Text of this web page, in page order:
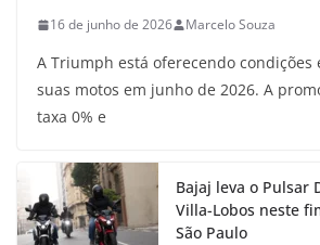
16 de junho de 2026 Marcelo Souza
A Triumph está oferecendo condições
suas motos em junho de 2026. A
taxa 0% e
Bajaj leva o Pulsar
Villa-Lobos neste
São Paulo